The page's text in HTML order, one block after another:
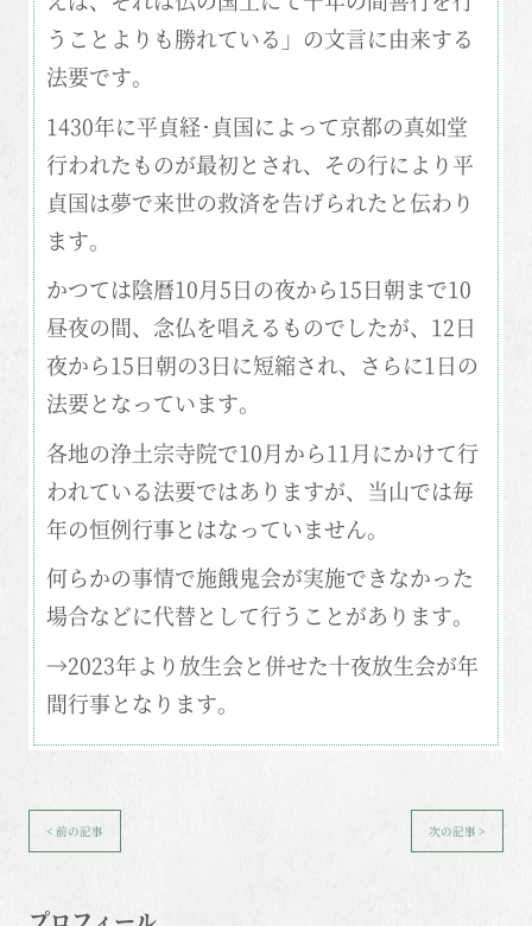
うことよりも勝れている」の文言に由来する
法要です。
1430年に平貞経･貞国によって京都の真如堂
行われたものが最初とされ、その行により平
貞国は夢で来世の救済を告げられたと伝わり
ます。
かつては陰暦10月5日の夜から15日朝まで10
昼夜の間、念仏を唱えるものでしたが、12日
夜から15日朝の3日に短縮され、さらに1日の
法要となっています。
各地の浄土宗寺院で10月から11月にかけて行
われている法要ではありますが、当山では毎
年の恒例行事とはなっていません。
何らかの事情で施餓鬼会が実施できなかった
場合などに代替として行うことがあります。
→2023年より放生会と併せた十夜放生会が年
間行事となります。
< 前の記事 次の記事 >